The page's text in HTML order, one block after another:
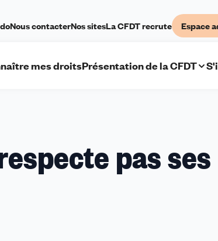
Nous contacterNos sitesLa CFDT recrute Espace
mes droitsPrésentation de la CFDT
pas ses